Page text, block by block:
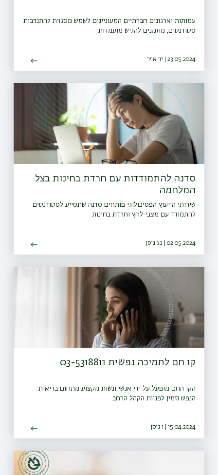
עמותות וארגונים חברתיים המעוניינים לשמש מסגרת להתנדבות
סטודנטים, מוזמנים להגיש מועמדות
23.05.2024 | יד אייר
סדנה להתמודדות עם חרדת בחינות בצל
המלחמה
שירותי הייעוץ הפסיכולוגי פותחים סדנה שתסייע לסטודנטים
להתמודד עם מצבי לחץ וחרדת בחינות
02.05.2024 | כג ניסן
קו חם לתמיכה נפשית 03-5318811
הקו החם מופעל על ידי אנשי ונשות מקצוע מתחום בריאות
הנפש וזמין לפניות הקהל הרחב
15.04.2024 | ו ניסן